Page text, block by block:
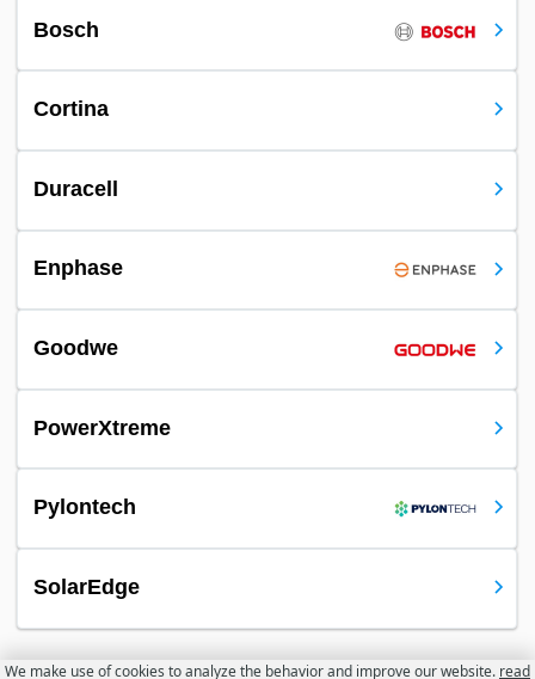
Bosch
Cortina
Duracell
Enphase
Goodwe
PowerXtreme
Pylontech
SolarEdge
We make use of cookies to analyze the behavior and improve our website. read